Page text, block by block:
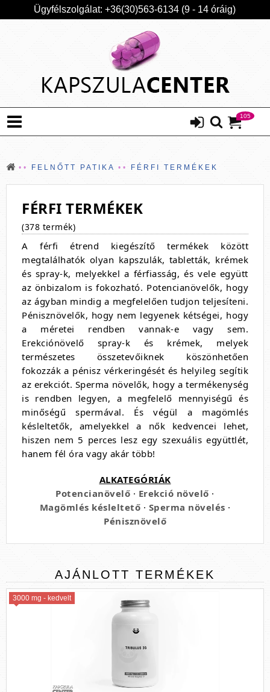
Ügyfélszolgálat: +36(30)563-6134 (9 - 14 óráig)
105
FELNŐTT PATIKA FÉRFI TERMÉKEK
FÉRFI TERMÉKEK
(378 termék)
Aférfi étrend kiegészítő termékek között
megtalálhatók olyan kapszulák, tabletták, krémek
és spray-k, melyekkel a férfiasság, és vele együtt
az önbizalom is fokozható. Potencianövelők, hogy
az ágyban mindig a megfelelően tudjon teljesíteni.
Pénisznövelők, hogy nem legyenek kétségei, hogy
a méretei rendben vannak-e vagy sem.
Erekciónövelő spray-k és krémek, melyek
természetes összetevőiknek köszönhetően
fokozzák a pénisz vérkeringését és helyileg segítik
az erekciót. Sperma növelők, hogy a termékenység
is rendben legyen, a megfelelő mennyiségű és
minőségű spermával. És végül a magömlés
késleltetők, amelyekkel a nők kedvencei lehet,
hiszen nem 5 perces lesz egy szexuális együttlét,
hanem fél óra vagy akár több!
ALKATEGÓRIÁK
Potencianövelő · Erekció növelő ·
Magömlés késleltető · Sperma növelés ·
Pénisznövelő
AJÁNLOTT TERMÉKEK
3000 mg - kedvelt